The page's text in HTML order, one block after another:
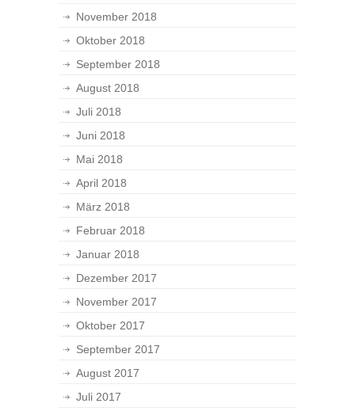
November 2018
Oktober 2018
September 2018
August 2018
Juli 2018
Juni 2018
Mai 2018
April 2018
März 2018
Februar 2018
Januar 2018
Dezember 2017
November 2017
Oktober 2017
September 2017
August 2017
Juli 2017